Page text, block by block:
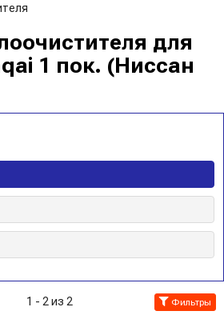
для
1 пок. (Ниссан
1 - 2 из 2 Фильтры